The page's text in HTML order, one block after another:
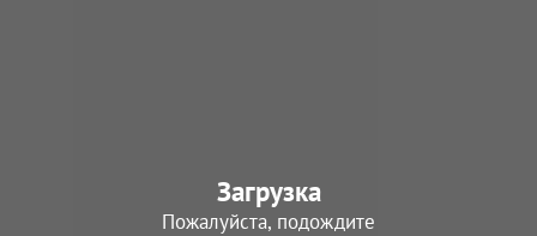
Загрузка
Пожалуйста, подождите